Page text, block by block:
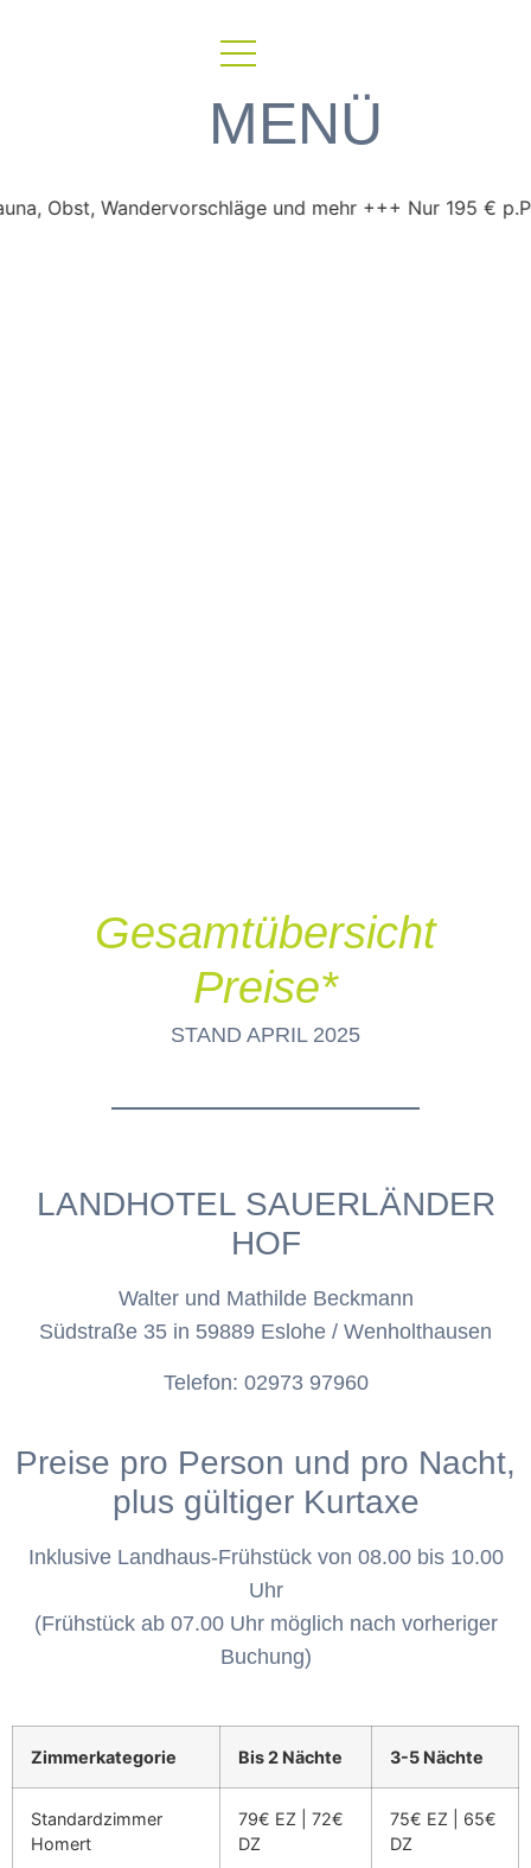
MENÜ
Wandervorschläge und mehr +++ Nur 195 € p.P. im
Gesamtübersicht
Preise*
STAND APRIL 2025
LANDHOTEL SAUERLÄNDER
HOF
Walter und Mathilde Beckmann
Südstraße 35 in 59889 Eslohe / Wenholthausen
Telefon: 02973 97960
Preise pro Person und pro Nacht,
plus gültiger Kurtaxe
Inklusive Landhaus-Frühstück von 08.00 bis 10.00
Uhr
(Frühstück ab 07.00 Uhr möglich nach vorheriger
Buchung)
Zimmerkategorie Bis 2 Nächte 3-5 Nächte
Standardzimmer
Homert
79€ EZ | 72€
DZ
75€ EZ | 65€
DZ